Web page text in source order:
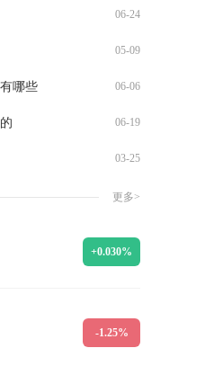
06-24
05-09
哪些 06-06
06-19
03-25
更多>
+0.030%
-1.25%